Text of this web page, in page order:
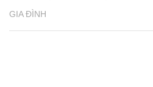
GIA ĐÌNH